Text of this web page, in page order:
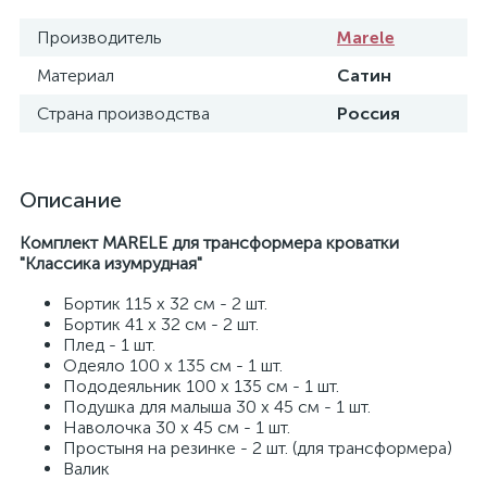
Производитель
Marele
Материал
Сатин
Страна производства
Россия
Описание
Комплект MARELE для трансформера кроватки
"Классика изумрудная"
Бортик 115 х 32 см - 2 шт.
Бортик 41 х 32 см - 2 шт.
Плед - 1 шт.
Одеяло 100 х 135 см - 1 шт.
Пододеяльник 100 х 135 см - 1 шт.
Подушка для малыша 30 х 45 см - 1 шт.
Наволочка 30 х 45 см - 1 шт.
Простыня на резинке - 2 шт. (для трансформера)
Валик